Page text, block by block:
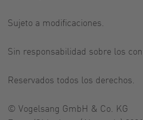
Sujeto a modificaciones.
Sin responsabilidad sobre los
Reservados todos los derechos.
© Vogelsang GmbH & Co. KG